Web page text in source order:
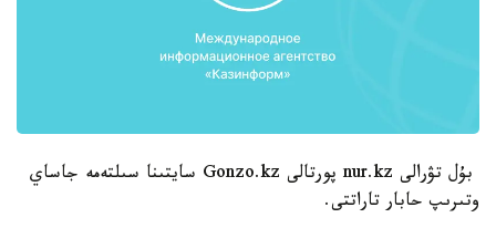
بۇل تۋرالى nur.kz پورتالى Gonzo.kz سايتىنا سىلتەمە جاساي
وتىرىپ حابار تاراتتى.